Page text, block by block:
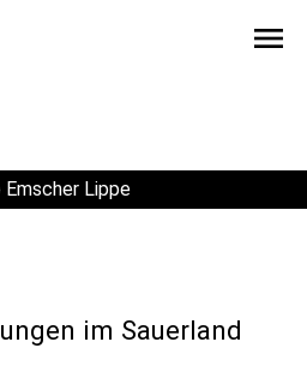
menu
Lippe
im Sauerland